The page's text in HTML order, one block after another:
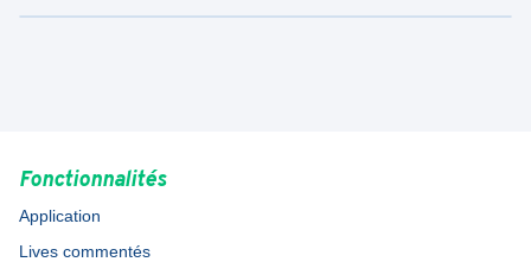
Fonctionnalités
Application
Lives commentés